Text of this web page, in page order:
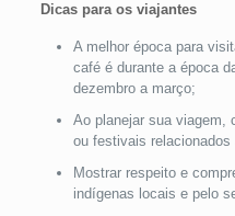
Dicas para os viajantes
A melhor época para
café é durante a época
dezembro a março;
Ao planejar sua viagem,
ou festivais
Mostrar respeito e
indígenas locais e pelo